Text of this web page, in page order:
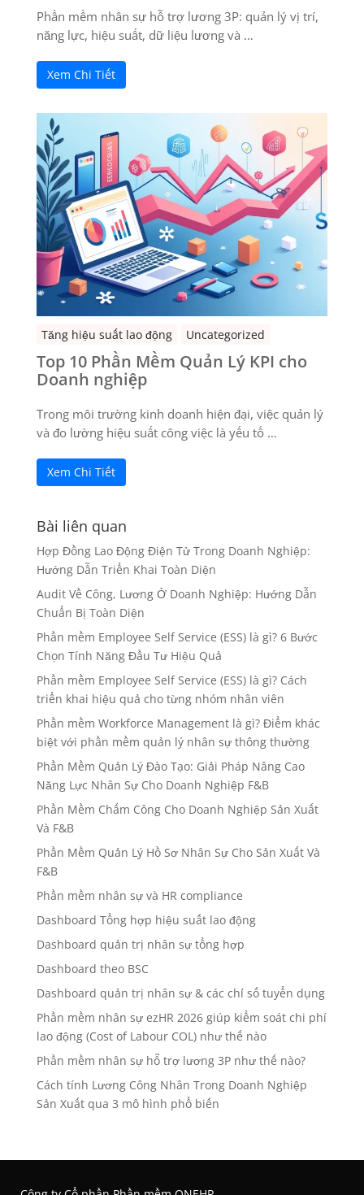
Phần mềm nhân sự hỗ trợ lương 3P: quản lý vị trí,
năng lực, hiệu suất, dữ liệu lương và …
Xem Chi Tiết
Tăng hiệu suất lao động Uncategorized
Top 10 Phần Mềm Quản Lý KPI cho
Doanh nghiệp
Trong môi trường kinh doanh hiện đại, việc quản lý
và đo lường hiệu suất công việc là yếu tố …
Xem Chi Tiết
Bài liên quan
Hợp Đồng Lao Động Điện Tử Trong Doanh Nghiệp:
Hướng Dẫn Triển Khai Toàn Diện
Audit Về Công, Lương Ở Doanh Nghiệp: Hướng Dẫn
Chuẩn Bị Toàn Diện
Phần mềm Employee Self Service (ESS) là gì? 6 Bước
Chọn Tính Năng Đầu Tư Hiệu Quả
Phần mềm Employee Self Service (ESS) là gì? Cách
triển khai hiệu quả cho từng nhóm nhân viên
Phần mềm Workforce Management là gì? Điểm khác
biệt với phần mềm quản lý nhân sự thông thường
Phần Mềm Quản Lý Đào Tạo: Giải Pháp Nâng Cao
Năng Lực Nhân Sự Cho Doanh Nghiệp F&B
Phần Mềm Chấm Công Cho Doanh Nghiệp Sản Xuất
Và F&B
Phần Mềm Quản Lý Hồ Sơ Nhân Sự Cho Sản Xuất Và
F&B
Phần mềm nhân sự và HR compliance
Dashboard Tổng hợp hiệu suất lao động
Dashboard quản trị nhân sự tổng hợp
Dashboard theo BSC
Dashboard quản trị nhân sự & các chỉ số tuyển dụng
Phần mềm nhân sự ezHR 2026 giúp kiểm soát chi phí
lao động (Cost of Labour COL) như thế nào
Phần mềm nhân sự hỗ trợ lương 3P như thế nào?
Cách tính Lương Công Nhân Trong Doanh Nghiệp
Sản Xuất qua 3 mô hình phổ biến